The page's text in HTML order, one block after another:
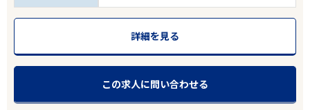
詳細を見る
この求人に問い合わせる